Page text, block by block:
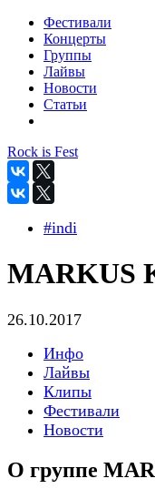
Фестивали
Концерты
Группы
Лайвы
Новости
Статьи
Rock is Fest
#indi
MARKUS
26.10.2017
Инфо
Лайвы
Клипы
Фестивали
Новости
О группе